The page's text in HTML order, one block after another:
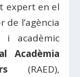
expert en el
l’agència
i acadèmic
Acadèmia
(RAED),